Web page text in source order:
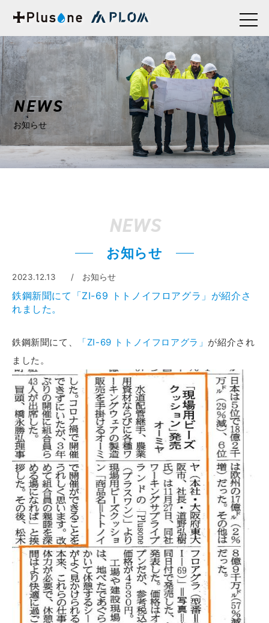
NEWS
お知らせ
NEWS
お知らせ
2023.12.13 お知らせ
鉄鋼新聞にて「ZI-69 トトノイフロアグラ」が紹介さ
れました。
鉄鋼新聞にて、 「ZI-69 トトノイフロアグラ」 が紹介され
ました。